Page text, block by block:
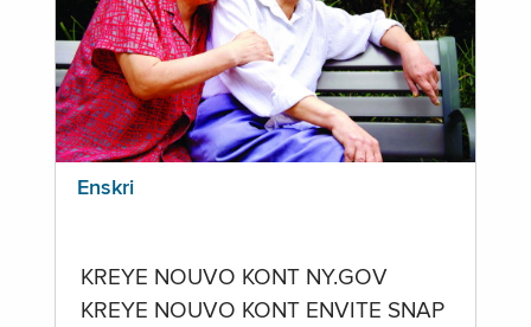
Enskri
KREYE NOUVO KONT NY.GOV
KREYE NOUVO KONT ENVITE SNAP